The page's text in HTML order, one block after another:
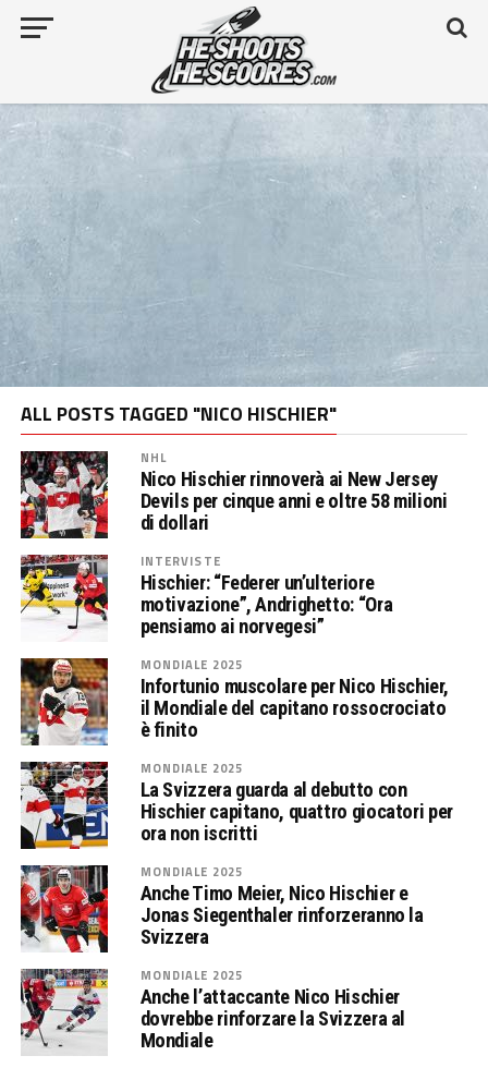
ALL POSTS TAGGED "NICO HISCHIER"
NHL
Nico Hischier rinnoverà ai New Jersey
Devils per cinque anni e oltre 58 milioni
di dollari
INTERVISTE
Hischier: “Federer un’ulteriore
motivazione”, Andrighetto: “Ora
pensiamo ai norvegesi”
MONDIALE 2025
Infortunio muscolare per Nico Hischier,
il Mondiale del capitano rossocrociato
è finito
MONDIALE 2025
La Svizzera guarda al debutto con
Hischier capitano, quattro giocatori per
ora non iscritti
MONDIALE 2025
Anche Timo Meier, Nico Hischier e
Jonas Siegenthaler rinforzeranno la
Svizzera
MONDIALE 2025
Anche l’attaccante Nico Hischier
dovrebbe rinforzare la Svizzera al
Mondiale